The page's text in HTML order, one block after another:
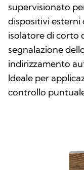
supervisionato
dispositivi esterni
isolatore di corto
segnalazione
indirizzamento
Ideale per
controllo